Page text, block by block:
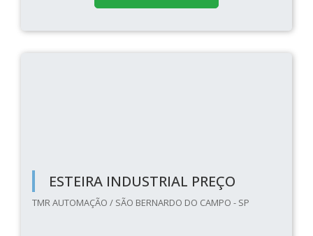
ESTEIRA INDUSTRIAL PREÇO
TMR AUTOMAÇÃO / SÃO BERNARDO DO CAMPO - SP